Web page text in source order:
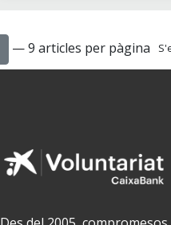
— 9 articles per pàgina